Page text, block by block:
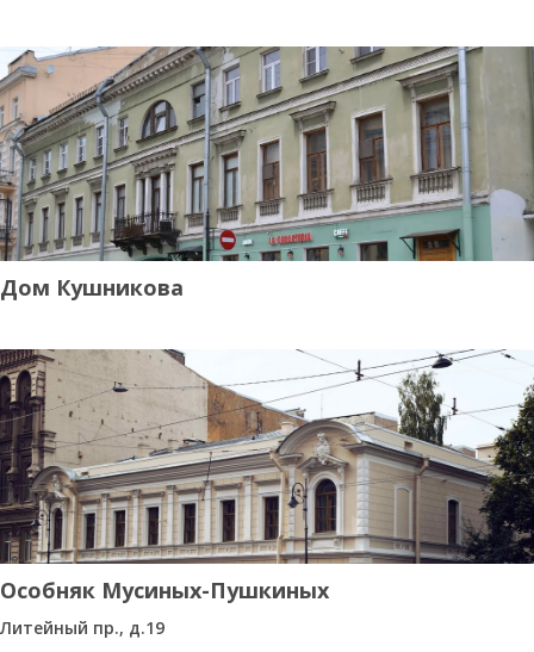
Дом Кушникова
Особняк Мусиных-Пушкиных
Литейный пр., д.19